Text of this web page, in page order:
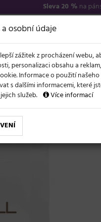
Sleva 20 % na
NOVĚ LÉTO A VLASY
Hloubková hydratační kúra pro suché
osobní údaje
zážitek z procházení webu,
personalizaci obsahu a
Informace o použití
s dalšími informacemi, které
služeb.
Více informací